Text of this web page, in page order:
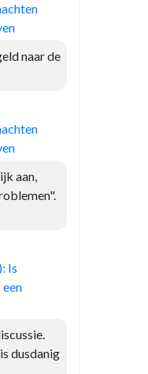
naar de
aan,
Is
dusdanig